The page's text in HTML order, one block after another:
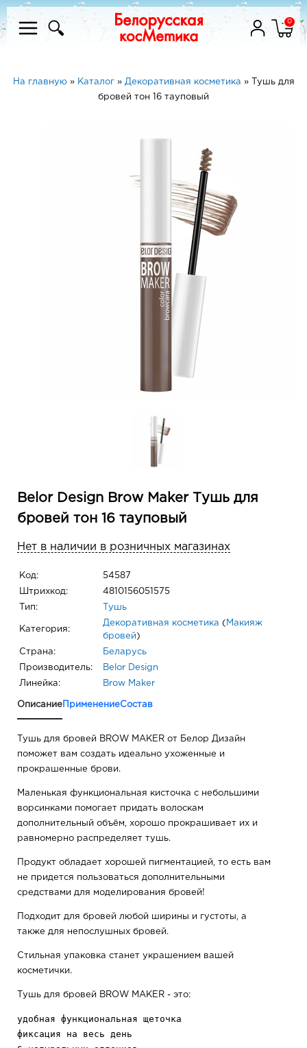
0
На главную» Каталог» Декоративная косметика »
Тушь для
бровей тон 16 тауповый
Belor Design Brow Maker Тушь для
бровей тон 16 тауповый
Нет в наличии в розничных магазинах
Код: 54587
Штрихкод: 4810156051575
Тип: Тушь
Категория:
Декоративная косметика ( Макияж
бровей )
Страна: Беларусь
Производитель: Belor Design
Линейка: Brow Maker
Описание ПрименениеСостав
Тушь для бровей BROW MAKER от Белор Дизайн
поможет вам создать идеально ухоженные и
прокрашенные брови.
Маленькая функциональная кисточка с небольшими
ворсинками помогает придать волоскам
дополнительный объём, хорошо прокрашивает их и
равномерно распределяет тушь.
Продукт обладает хорошей пигментацией, то есть вам
не придется пользоваться дополнительными
средствами для моделирования бровей!
Подходит для бровей любой ширины и густоты, а
также для непослушных бровей.
Стильная упаковка станет украшением вашей
косметички.
Тушь для бровей BROW MAKER - это:
удобная функциональная щеточка
фиксация на весь день